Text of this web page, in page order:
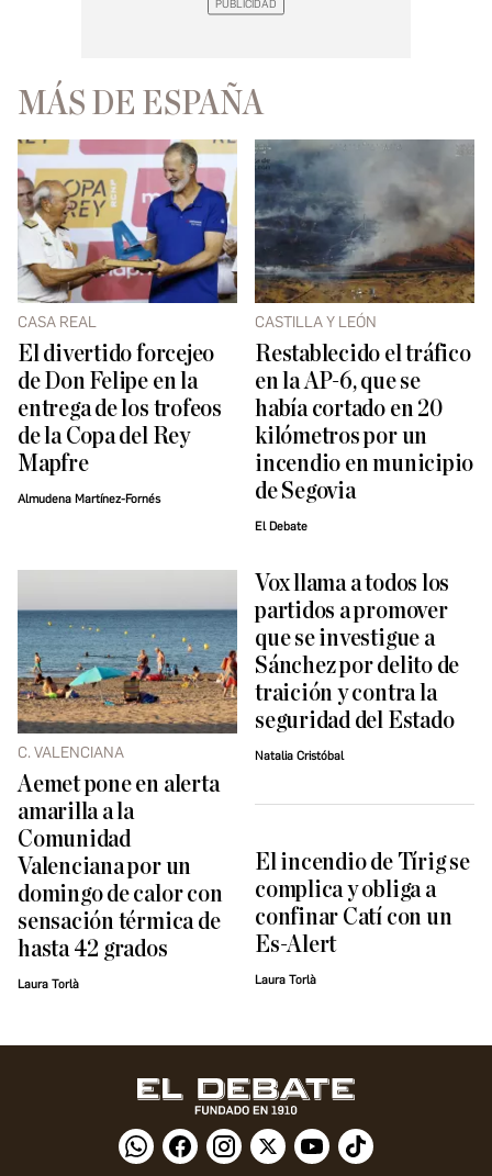
MÁS DE ESPAÑA
CASA REAL
El divertido forcejeo
de Don Felipe en la
entrega de los trofeos
de la Copa del Rey
Mapfre
Almudena Martínez-Fornés
CASTILLA Y LEÓN
Restablecido el tráfico
en la AP-6, que se
había cortado en 20
kilómetros por un
incendio en municipio
de Segovia
El Debate
C. VALENCIANA
Aemet pone en alerta
amarilla a la
Comunidad
Valenciana por un
domingo de calor con
sensación térmica de
hasta 42 grados
Laura Torlà
Vox llama a todos los
partidos a promover
que se investigue a
Sánchez por delito de
traición y contra la
seguridad del Estado
Natalia Cristóbal
El incendio de Tírig se
complica y obliga a
confinar Catí con un
Es-Alert
Laura Torlà